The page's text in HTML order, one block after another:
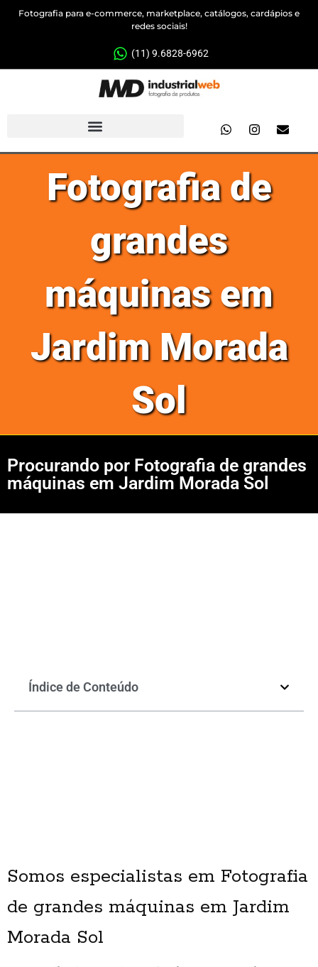
Fotografia para e-commerce, marketplace, catálogos, cardápios e
redes sociais!
(11) 9.6828-6962
Fotografia de
grandes
máquinas em
Jardim Morada
Sol
Procurando por Fotografia de grandes
máquinas em Jardim Morada Sol
Índice de Conteúdo
Somos especialistas em Fotografia
de grandes máquinas em Jardim
Morada Sol